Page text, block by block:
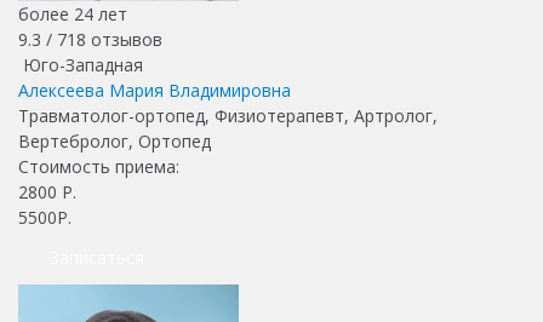
более 24 лет
9.3 / 718 отзывов
Юго-Западная
Алексеева Мария Владимировна
Травматолог-ортопед, Физиотерапевт, Артролог,
Вертебролог, Ортопед
Стоимость приема:
2800 Р.
5500Р.